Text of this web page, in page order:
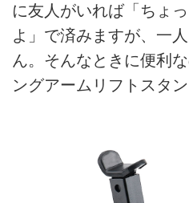
に友人がいれば「ちょ
よ」で済みますが、一
ん。そんなときに便利
ングアームリフトスタ